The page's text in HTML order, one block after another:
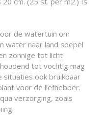
de watertuin om
water naar land soepel
zonnige tot licht
tot vochtig mag
situaties ook bruikbaar
voor de liefhebber.
verzorging, zoals